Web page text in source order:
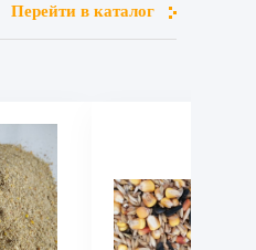
Перейти в каталог